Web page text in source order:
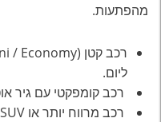
מהפתעות.
ליום.
רכב קומפקטי עם גיר אוטומטי נע